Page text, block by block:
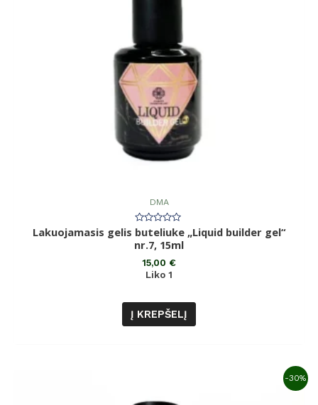
DMA
Įvertinimas:
0
iš
Lakuojamasis gelis buteliuke „Liquid builder gel“
nr.7, 15ml
15,00 €
Liko 1
Į KREPŠELĮ
-30%